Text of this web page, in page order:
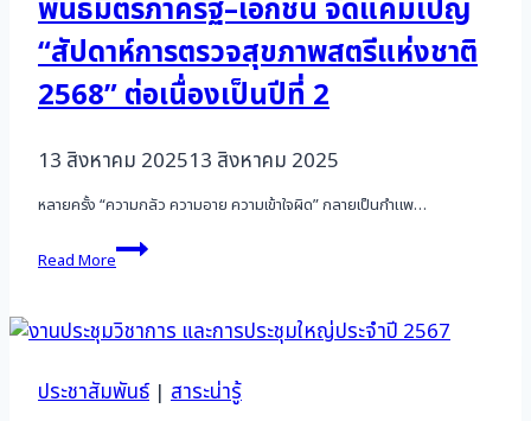
พันธมิตรภาครัฐ–เอกชน จัดแคมเปญ
“สัปดาห์การตรวจสุขภาพสตรีแห่งชาติ
2568” ต่อเนื่องเป็นปีที่ 2
13 สิงหาคม 202513 สิงหาคม 2025
หลายครั้ง “ความกลัว ความอาย ความเข้าใจผิด” กลายเป็นกำแพ…
Read More
สมาคม
มะเร็ง
พร้อม
ภาค
ประชาสัมพันธ์| สาระน่ารู้